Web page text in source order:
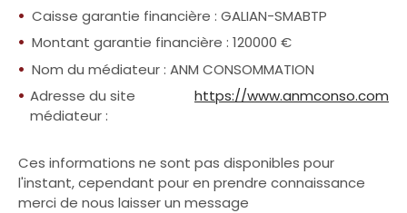
Caisse garantie financière : GALIAN-SMABTP
Montant garantie financière : 120000 €
Nom du médiateur : ANM CONSOMMATION
Adresse du site
médiateur :
https://www.anmconso.com
Ces informations ne sont pas disponibles pour
l'instant, cependant pour en prendre connaissance
merci de nous laisser un message